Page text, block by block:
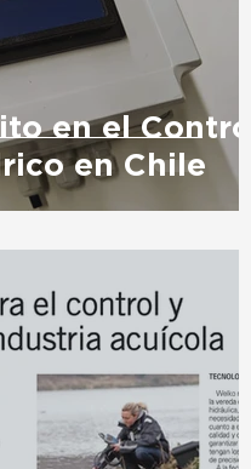
en el Control
en Chile